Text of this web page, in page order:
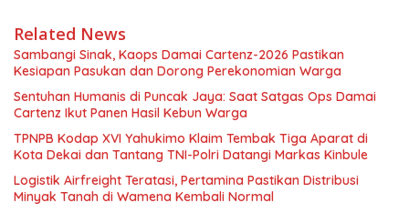
Related News
Sambangi Sinak, Kaops Damai Cartenz-2026 Pastikan
Kesiapan Pasukan dan Dorong Perekonomian Warga
Sentuhan Humanis di Puncak Jaya: Saat Satgas Ops Damai
Cartenz Ikut Panen Hasil Kebun Warga
TPNPB Kodap XVI Yahukimo Klaim Tembak Tiga Aparat di
Kota Dekai dan Tantang TNI-Polri Datangi Markas Kinbule
Logistik Airfreight Teratasi, Pertamina Pastikan Distribusi
Minyak Tanah di Wamena Kembali Normal